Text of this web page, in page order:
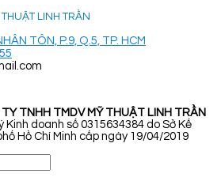
LINH TRẦN
TÔN, P.9, Q.5, TP. HCM
TNHH TMDV MỸ THUẬT LINH TRẦN
doanh số 0315634384 do Sở Kế
Hồ Chí Minh cấp ngày 19/04/2019